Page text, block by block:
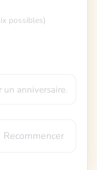
possibles)
Recommencer